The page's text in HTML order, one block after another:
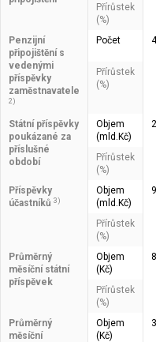
Přírůstek
(%)
Penzijní
připojištění s
vedenými
příspěvky
zaměstnavatele
2)
Počet
Přírůstek
(%)
Státní příspěvky
poukázané za
příslušné
období
Objem
(mld.Kč)
Přírůstek
(%)
Příspěvky
účastníků 3)
Objem
(mld.Kč)
Přírůstek
(%)
Průměrný
měsíční státní
příspěvek
Objem
(Kč)
Přírůstek
(%)
Průměrný
měsíční
Objem
(Kč)